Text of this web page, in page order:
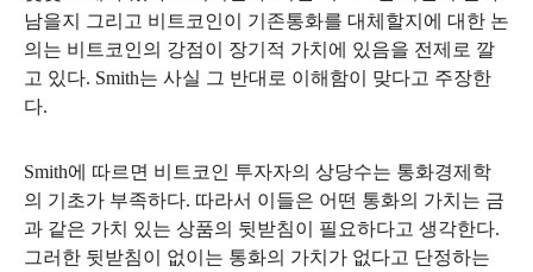
남을지 그리고 비트코인이 기존통화를 대체할지에 대한 논
의는 비트코인의 강점이 장기적 가치에 있음을 전제로 깔
고 있다. Smith는 사실 그 반대로 이해함이 맞다고 주장한
다.
Smith에 따르면 비트코인 투자자의 상당수는 통화경제학
의 기초가 부족하다. 따라서 이들은 어떤 통화의 가치는 금
과 같은 가치 있는 상품의 뒷받침이 필요하다고 생각한다.
그러한 뒷받침이 없이는 통화의 가치가 없다고 단정하는